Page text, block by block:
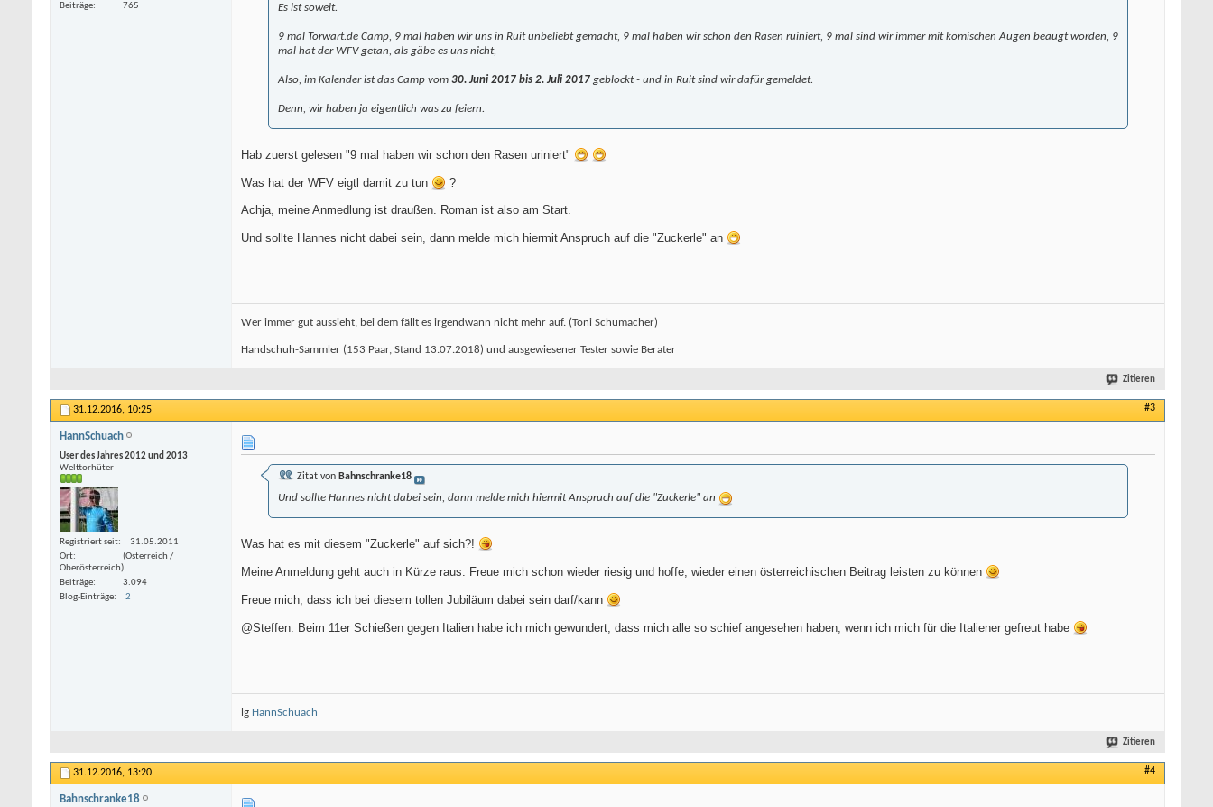
Beiträge
765 Es ist soweit.
9 mal Torwart.de Camp, 9 mal haben wir uns in Ruit unbeliebt gemacht, 9 mal haben wir schon den Rasen ruiniert, 9 mal sind wir immer mit komischen Augen beäugt worden, 9
mal hat der WFV getan, als gäbe es uns nicht,
Also, im Kalender ist das Camp vom 30. Juni 2017 bis 2. Juli 2017 geblockt - und in Ruit sind wir dafür gemeldet.
Denn, wir haben ja eigentlich was zu feiern.
Hab zuerst gelesen "9 mal haben wir schon den Rasen uriniert"
Was hat der WFV eigtl damit zu tun
?
Achja, meine Anmedlung ist draußen. Roman ist also am Start.
Und sollte Hannes nicht dabei sein, dann melde mich hiermit Anspruch auf die "Zuckerle" an
Wer immer gut aussieht, bei dem fällt es irgendwann nicht mehr auf. (Toni Schumacher)
Handschuh-Sammler (153 Paar, Stand 13.07.2018) und ausgewiesener Tester sowie Berater
Zitieren
31.12.2016, 10:25 #3
HannSchuach
User des Jahres 2012 und 2013
Welttorhüter
Registriert seit
31.05.2011
Ort
(Österreich /
Oberösterreich)
Beiträge
3.094
Blog-Einträge
2
Zitat von Bahnschranke18
Und sollte Hannes nicht dabei sein, dann melde mich hiermit Anspruch auf die "Zuckerle" an
Was hat es mit diesem "Zuckerle" auf sich?!
Meine Anmeldung geht auch in Kürze raus. Freue mich schon wieder riesig und hoffe, wieder einen österreichischen Beitrag leisten zu können
Freue mich, dass ich bei diesem tollen Jubiläum dabei sein darf/kann
@Steffen: Beim 11er Schießen gegen Italien habe ich mich gewundert, dass mich alle so schief angesehen haben, wenn ich mich für die Italiener gefreut habe
lg HannSchuach
Zitieren
31.12.2016, 13:20 #4
Bahnschranke18